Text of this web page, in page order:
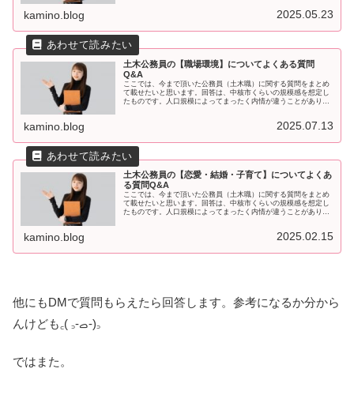
kamino.blog 2025.05.23
土木公務員の【職場環境】についてよくある質問
Q&A
ここでは、今まで頂いた公務員（土木職）に関する質問をまとめ
て載せたいと思います。回答は、中核市くらいの規模感を想定し
たものです。人口規模によってまったく内情が違うことがありま
kamino.blog 2025.07.13
土木公務員の【恋愛・結婚・子育て】についてよくあ
る質問Q&A
ここでは、今まで頂いた公務員（土木職）に関する質問をまとめ
て載せたいと思います。回答は、中核市くらいの規模感を想定し
たものです。人口規模によってまったく内情が違うことがありま
kamino.blog 2025.02.15
他にもDMで質問もらえたら回答します。参考になるか分から
んけども‎꜀( ꜆-ࡇ-)꜆
ではまた。